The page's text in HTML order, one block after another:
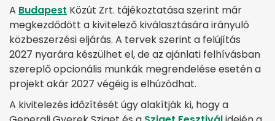
A Budapest Közút Zrt. tájékoztatása szerint már
megkezdődött a kivitelező kiválasztására irányuló
közbeszerzési eljárás. A tervek szerint a felújítás
2027 nyarára készülhet el, de az ajánlati felhívásban
szereplő opcionális munkák megrendelése esetén a
projekt akár 2027 végéig is elhúzódhat.
A kivitelezés időzítését úgy alakítják ki, hogy a